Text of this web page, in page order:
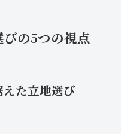
の5つの視点
た立地選び